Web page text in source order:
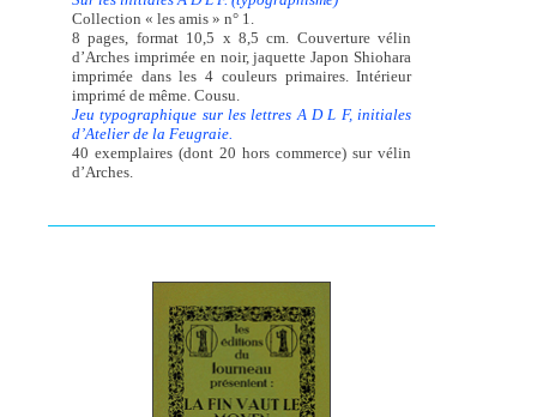
Collection « les amis » n° 1.
8 pages, format 10,5 x 8,5 cm. Couverture vélin
d’Arches imprimée en noir, jaquette Japon Shiohara
imprimée dans les 4 couleurs primaires. Intérieur
imprimé de même. Cousu.
Jeu typographique sur les lettres A D L F, initiales
d’Atelier de la Feugraie.
40 exemplaires (dont 20 hors commerce) sur vélin
d’Arches.